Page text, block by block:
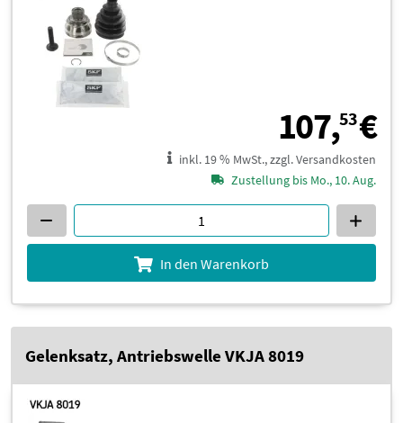
107,53€
inkl. 19 % MwSt., zzgl. Versandkosten
Zustellung bis Mo., 10. Aug.
In den Warenkorb
Gelenksatz, Antriebswelle VKJA 8019